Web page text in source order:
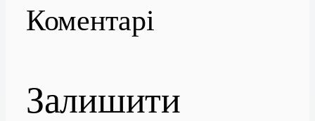
Коментарі
Залишити